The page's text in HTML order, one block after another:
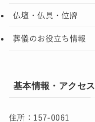
仏壇・仏具・位牌
葬儀のお役立ち情報
基本情報・アクセス
住所：157-0061